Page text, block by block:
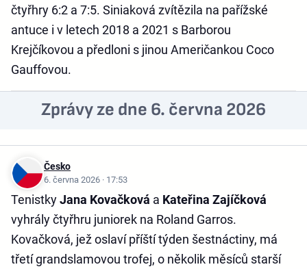
čtyřhry 6:2 a 7:5. Siniaková zvítězila na pařížské
antuce i v letech 2018 a 2021 s Barborou
Krejčíkovou a předloni s jinou Američankou Coco
Gauffovou.
Zprávy ze dne 6. června 2026
Česko
6. června 2026 · 17:53
TenistkyJana Kovačková a Kateřina Zajíčková
vyhrály čtyřhru juniorek na Roland Garros.
Kovačková, jež oslaví příští týden šestnáctiny, má
třetí grandslamovou trofej, o několik měsíců starší